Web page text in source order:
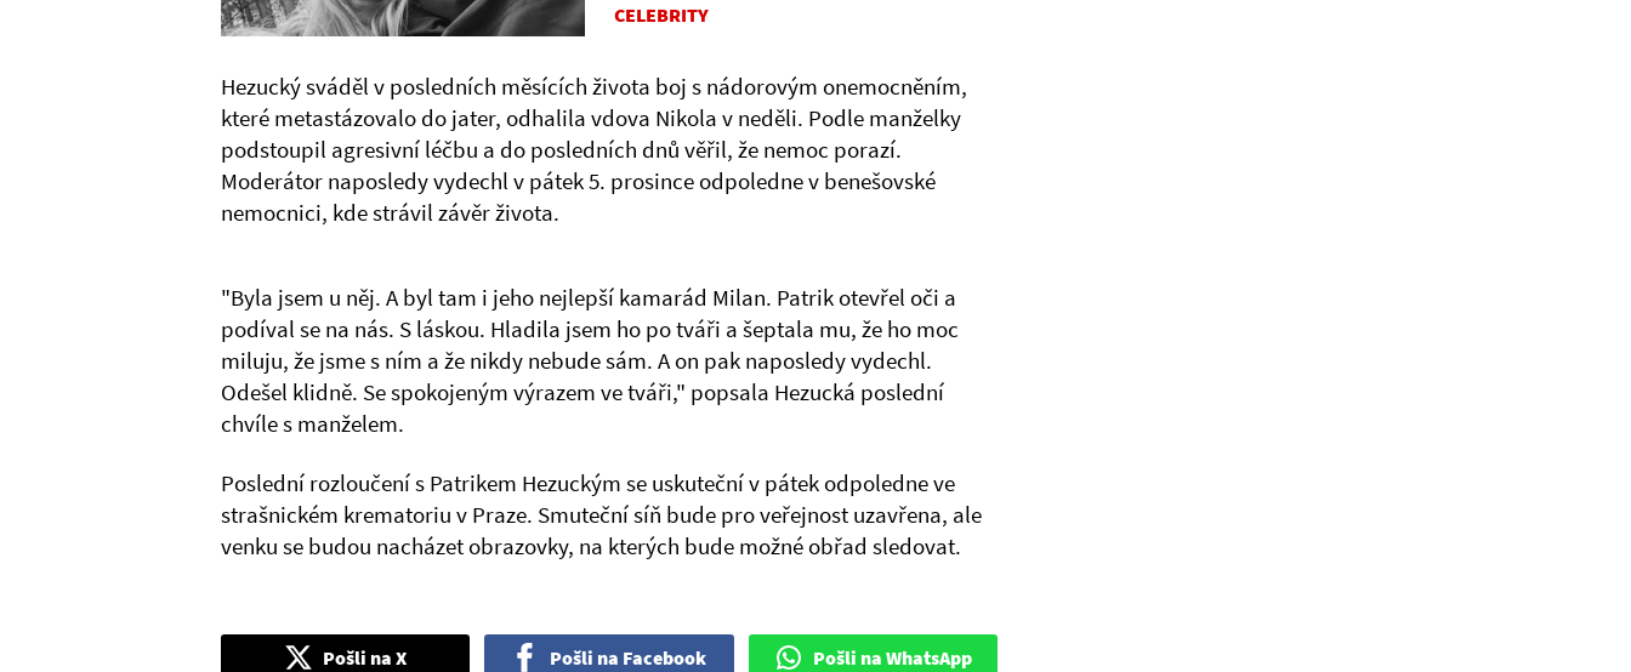
CELEBRITY
Hezucký sváděl v posledních měsících života boj s nádorovým onemocněním,
které metastázovalo do jater, odhalila vdova Nikola v neděli. Podle manželky
podstoupil agresivní léčbu a do posledních dnů věřil, že nemoc porazí.
Moderátor naposledy vydechl v pátek 5. prosince odpoledne v benešovské
nemocnici, kde strávil závěr života.
"Byla jsem u něj. A byl tam i jeho nejlepší kamarád Milan. Patrik otevřel oči a
podíval se na nás. S láskou. Hladila jsem ho po tváři a šeptala mu, že ho moc
miluju, že jsme s ním a že nikdy nebude sám. A on pak naposledy vydechl.
Odešel klidně. Se spokojeným výrazem ve tváři," popsala Hezucká poslední
chvíle s manželem.
Poslední rozloučení s Patrikem Hezuckým se uskuteční v pátek odpoledne ve
strašnickém krematoriu v Praze. Smuteční síň bude pro veřejnost uzavřena, ale
venku se budou nacházet obrazovky, na kterých bude možné obřad sledovat.
Pošli na X Pošli na Facebook Pošli na WhatsApp